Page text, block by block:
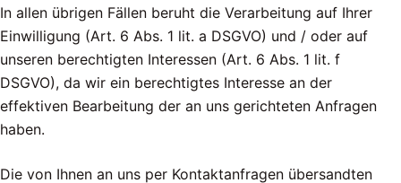
In allen übrigen Fällen beruht die Verarbeitung auf Ihrer
Einwilligung (Art. 6 Abs. 1 lit. a DSGVO) und / oder auf
unseren berechtigten Interessen (Art. 6 Abs. 1 lit. f
DSGVO), da wir ein berechtigtes Interesse an der
effektiven Bearbeitung der an uns gerichteten Anfragen
haben.
Die von Ihnen an uns per Kontaktanfragen übersandten